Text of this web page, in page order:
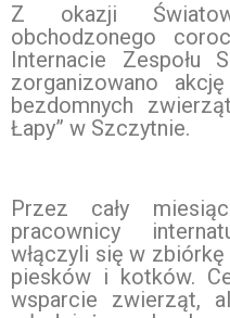
Z okazji
obchodzonego
Internacie Zespołu
zorganizowano
bezdomnych
Łapy” w Szczytnie.
Przez cały
pracownicy
włączyli się w
piesków i kotków.
wsparcie zwierząt,